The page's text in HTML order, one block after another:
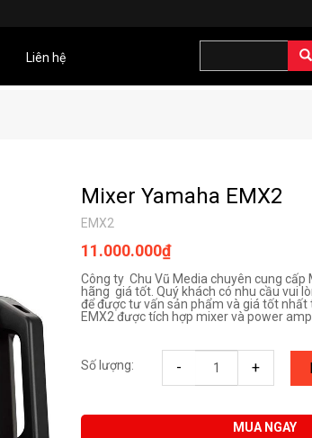
Liên hệ
Mixer Yamaha EMX2
EMX2
11.000.000₫
Công ty Chu Vũ Media chuyên cung cấp
hãng giá tốt. Quý khách có nhu cầu vui
để được tư vấn sản phẩm và giá tốt nhất
EMX2 được tích hợp mixer và power
Số lượng: - +
MUA NGAY